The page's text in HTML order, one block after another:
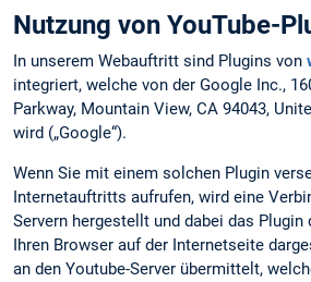
Nutzung von YouTube-
In unserem Webauftritt sind Plugins von
integriert, welche von der Google Inc.,
Parkway, Mountain View, CA 94043,
wird („Google“).
Wenn Sie mit einem solchen Plugin
Internetauftritts aufrufen, wird eine
Servern hergestellt und dabei das
Ihren Browser auf der Internetseite
an den Youtube-Server übermittelt,